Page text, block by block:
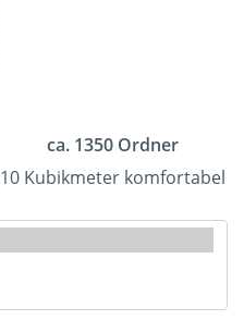
ca. 1350 Ordner
10 Kubikmeter komfortabel